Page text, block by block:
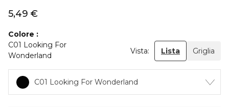
5,49 €
Colore
C01 Looking For
Wonderland
Vista: Lista Griglia
C01 Looking For Wonderland